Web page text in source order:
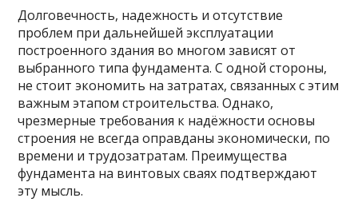
Долговечность, надежность и отсутствие
проблем при дальнейшей эксплуатации
построенного здания во многом зависят от
выбранного типа фундамента. С одной стороны,
не стоит экономить на затратах, связанных с этим
важным этапом строительства. Однако,
чрезмерные требования к надёжности основы
строения не всегда оправданы экономически, по
времени и трудозатратам. Преимущества
фундамента на винтовых сваях подтверждают
эту мысль.